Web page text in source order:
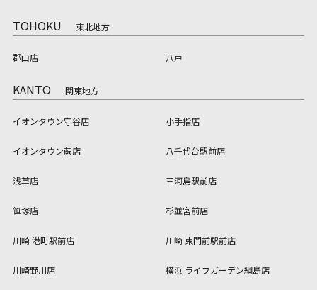
TOHOKU 東北地方
郡山店 八戸
KANTO 関東地方
イオンタウン守谷店 小手指店
イオンタウン蕨店 八千代台駅前店
浅草店 三河島駅前店
笹塚店 杉並宮前店
川崎 港町駅前店 川崎 東門前駅前店
川崎野川店 横浜 ライフガーデン綱島店